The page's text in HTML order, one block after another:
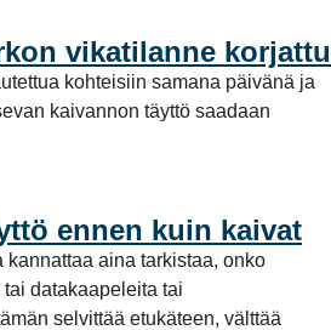
vikatilanne korjattu
kohteisiin samana päivänä ja
kaivannon täyttö saadaan
ennen kuin kaivat
aina tarkistaa, onko
datakaapeleita tai
selvittää etukäteen, välttää